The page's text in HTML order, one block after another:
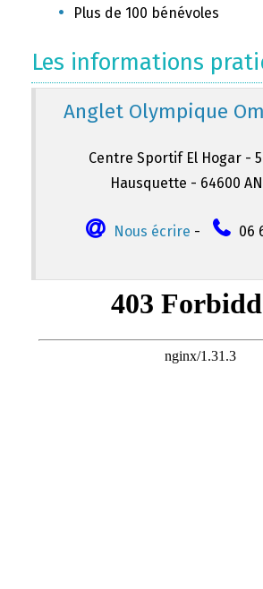
Plus de 100 bénévoles
Les informations
Anglet Olympique
Centre Sportif El Hogar -
Hausquette - 64600
Nous écrire - 06